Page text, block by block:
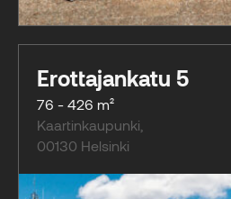
Erottajankatu 5
76 - 426 m²
Kaartinkaupunki
00130 Helsinki